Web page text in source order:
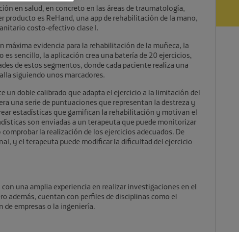
en salud, en concreto en las áreas de traumatología,
es ReHand, una app de rehabilitación de la mano,
costo-efectivo clase I.
máxima evidencia para la rehabilitación de la muñeca, la
sencillo, la aplicación crea una batería de 20 ejercicios,
de estos segmentos, donde cada paciente realiza una
siguiendo unos marcadores.
un doble calibrado que adapta el ejercicio a la limitación del
una serie de puntuaciones que representan la destreza y
estadísticas que gamifican la rehabilitación y motivan el
son enviadas a un terapeuta que puede monitorizar
la realización de los ejercicios adecuados. De
y el terapeuta puede modificar la dificultad del ejercicio
una amplia experiencia en realizar investigaciones en el
además, cuentan con perfiles de disciplinas como el
empresas o la ingeniería.